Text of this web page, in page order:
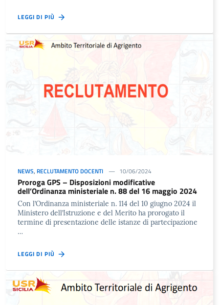
LEGGI DI PIÙ
NEWS, RECLUTAMENTO DOCENTI 10/06/2024
Proroga GPS – Disposizioni modificative
dell’Ordinanza ministeriale n. 88 del 16 maggio 2024
Con l’Ordinanza ministeriale n. 114 del 10 giugno 2024 il
Ministero dell’Istruzione e del Merito ha prorogato il
termine di presentazione delle istanze di partecipazione
…
LEGGI DI PIÙ